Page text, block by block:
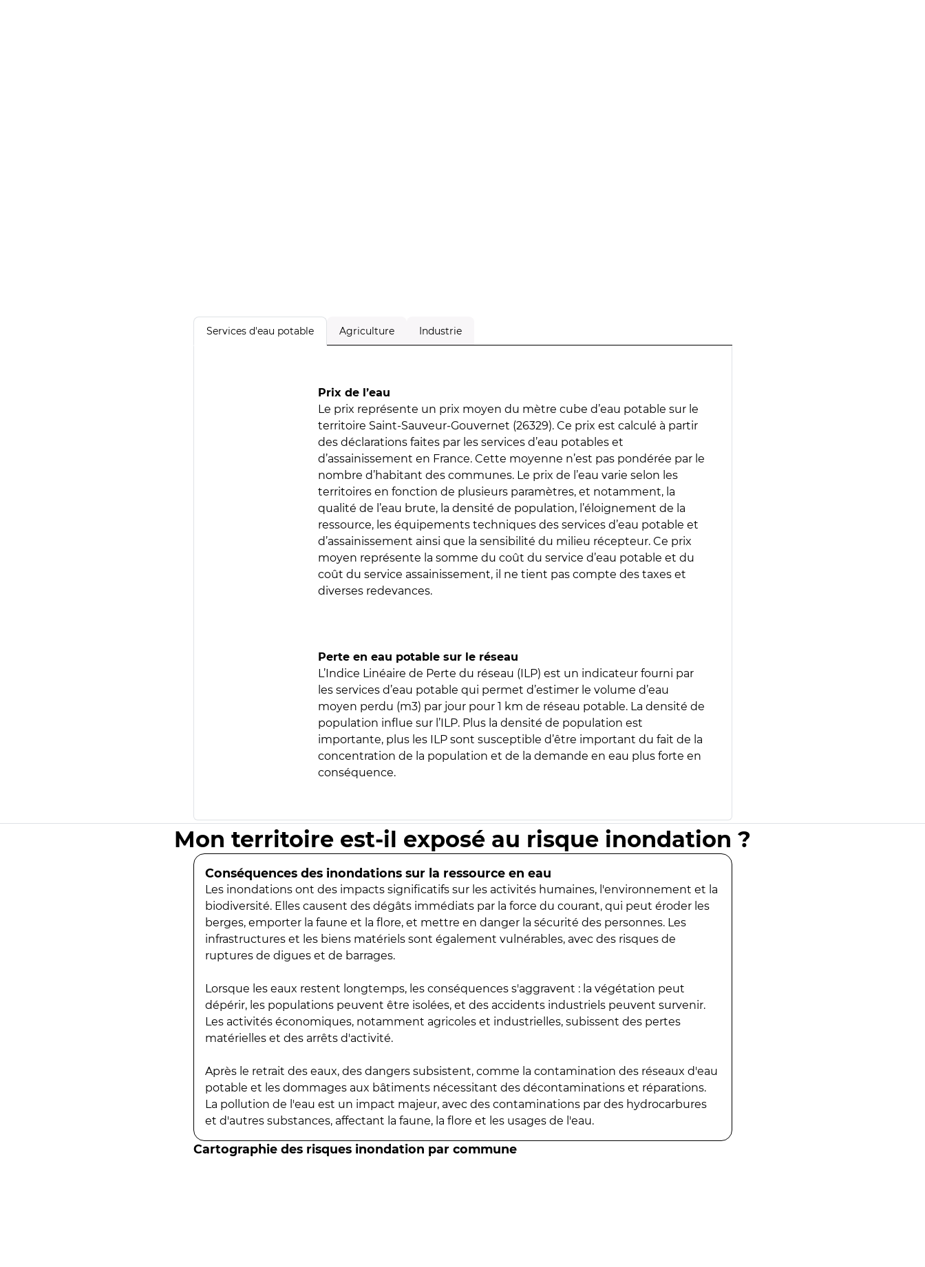
Services d'eau potable Agriculture Industrie
Prix de l’eau
Le prix représente un prix moyen du mètre cube d’eau potable sur le
territoire Saint-Sauveur-Gouvernet (26329). Ce prix est calculé à partir
des déclarations faites par les services d’eau potables et
d’assainissement en France. Cette moyenne n’est pas pondérée par le
nombre d’habitant des communes. Le prix de l’eau varie selon les
territoires en fonction de plusieurs paramètres, et notamment, la
qualité de l’eau brute, la densité de population, l’éloignement de la
ressource, les équipements techniques des services d’eau potable et
d’assainissement ainsi que la sensibilité du milieu récepteur. Ce prix
moyen représente la somme du coût du service d’eau potable et du
coût du service assainissement, il ne tient pas compte des taxes et
diverses redevances.
Perte en eau potable sur le réseau
L’Indice Linéaire de Perte du réseau (ILP) est un indicateur fourni par
les services d’eau potable qui permet d’estimer le volume d’eau
moyen perdu (m3) par jour pour 1 km de réseau potable. La densité de
population influe sur l’ILP. Plus la densité de population est
importante, plus les ILP sont susceptible d’être important du fait de la
concentration de la population et de la demande en eau plus forte en
conséquence.
Mon territoire est-il exposé au risque inondation ?
Conséquences des inondations sur la ressource en eau
Les inondations ont des impacts significatifs sur les activités humaines, l'environnement et la
biodiversité. Elles causent des dégâts immédiats par la force du courant, qui peut éroder les
berges, emporter la faune et la flore, et mettre en danger la sécurité des personnes. Les
infrastructures et les biens matériels sont également vulnérables, avec des risques de
ruptures de digues et de barrages.
Lorsque les eaux restent longtemps, les conséquences s'aggravent : la végétation peut
dépérir, les populations peuvent être isolées, et des accidents industriels peuvent survenir.
Les activités économiques, notamment agricoles et industrielles, subissent des pertes
matérielles et des arrêts d'activité.
Après le retrait des eaux, des dangers subsistent, comme la contamination des réseaux d'eau
potable et les dommages aux bâtiments nécessitant des décontaminations et réparations.
La pollution de l'eau est un impact majeur, avec des contaminations par des hydrocarbures
et d'autres substances, affectant la faune, la flore et les usages de l'eau.
Cartographie des risques inondation par commune